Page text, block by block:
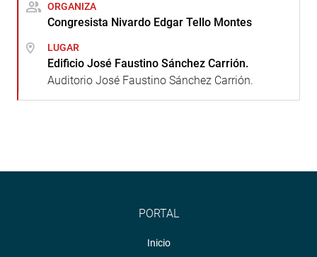
ORGANIZA
Congresista Nivardo Edgar Tello Montes
LUGAR
Edificio José Faustino Sánchez Carrión.
Auditorio José Faustino Sánchez Carrión.
PORTAL
Inicio